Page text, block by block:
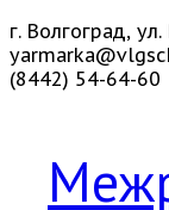
г. Волгоград,
(8442) 54-64-60